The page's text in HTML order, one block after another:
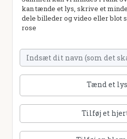
kan tænde et lys, skrive et
dele billeder og video eller blot
rose
Tænd et lys
Tilføj et